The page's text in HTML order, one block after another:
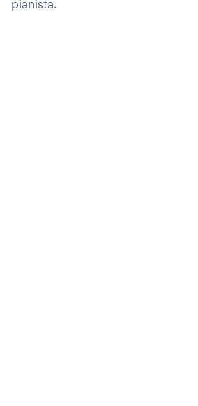
pianista.